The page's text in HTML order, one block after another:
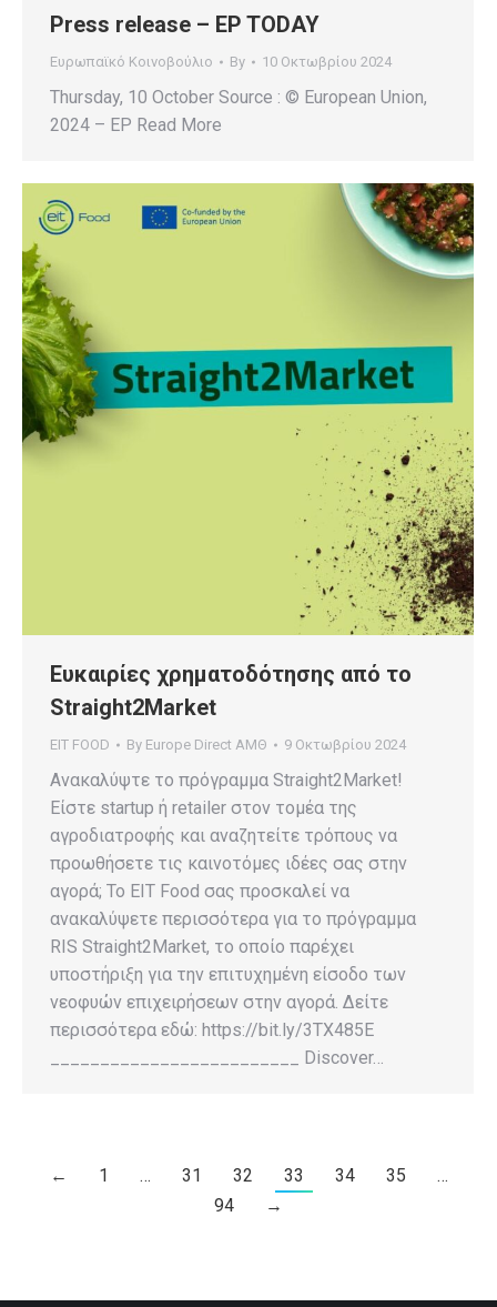
Press release – EP TODAY
Ευρωπαϊκό Κοινοβούλιο By 10 Οκτωβρίου 2024
Thursday, 10 October Source : © European Union,
2024 – EP Read More
Ευκαιρίες χρηματοδότησης από το
Straight2Market
EIT FOOD By Europe Direct ΑΜΘ 9 Οκτωβρίου 2024
Ανακαλύψτε το πρόγραμμα Straight2Market!
Είστε startup ή retailer στον τομέα της
αγροδιατροφής και αναζητείτε τρόπους να
προωθήσετε τις καινοτόμες ιδέες σας στην
αγορά; Το EIT Food σας προσκαλεί να
ανακαλύψετε περισσότερα για το πρόγραμμα
RIS Straight2Market, το οποίο παρέχει
υποστήριξη για την επιτυχημένη είσοδο των
νεοφυών επιχειρήσεων στην αγορά. Δείτε
περισσότερα εδώ: https://bit.ly/3TX485E
_________________________ Discover…
← 1 … 31 32 33 34 35
…
94
→